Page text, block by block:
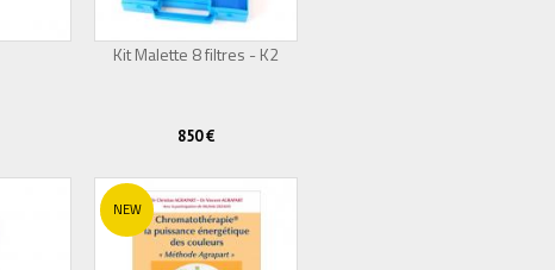
Kit Malette 8 filtres - K2
850 €
NEW